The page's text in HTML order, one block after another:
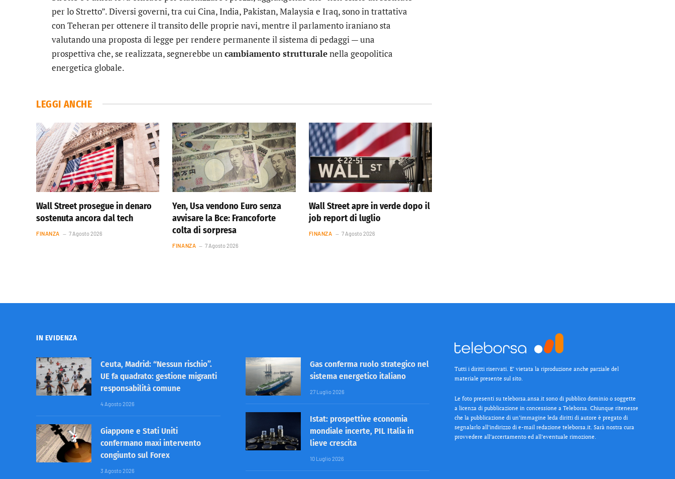
per lo Stretto”. Diversi governi, tra cui Cina, India, Pakistan, Malaysia e Iraq, sono in trattativa
con Teheran per ottenere il transito delle proprie navi, mentre il parlamento iraniano sta
valutando una proposta di legge per rendere permanente il sistema di pedaggi — una
prospettiva che, se realizzata, segnerebbe uncambiamento strutturalenella geopolitica
energetica globale.
LEGGI ANCHE
Wall Street prosegue in denaro
sostenuta ancora dal tech
FINANZA 7 Agosto 2026
Yen, Usa vendono Euro senza
avvisare la Bce: Francoforte
colta di sorpresa
FINANZA 7 Agosto 2026
Wall Street apre in verde dopo il
job report di luglio
FINANZA 7 Agosto 2026
IN EVIDENZA
Ceuta, Madrid: “Nessun rischio”.
UE fa quadrato: gestione migranti
responsabilità comune
4 Agosto 2026
Giappone e Stati Uniti
confermano maxi intervento
congiunto sul Forex
3 Agosto 2026
Gas conferma ruolo strategico nel
sistema energetico italiano
27 Luglio 2026
Istat: prospettive economia
mondiale incerte, PIL Italia in
lieve crescita
10 Luglio 2026
Tutti i diritti riservati. E’ vietata la riproduzione anche parziale del
materiale presente sul sito.
Le foto presenti su teleborsa.ansa.it sono di pubblico dominio o soggette
a licenza di pubblicazione in concessione a Teleborsa. Chiunque ritenesse
che la pubblicazione di un’immagine leda diritti di autore è pregato di
segnalarlo all’indirizzo di e-mail redazione teleborsa.it. Sarà nostra cura
provvedere all’accertamento ed all’eventuale rimozione.